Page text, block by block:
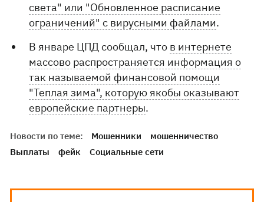
света" или "Обновленное расписание
ограничений" с вирусными файлами.
В январе ЦПД сообщал, что в интернете
массово распространяется информация о
так называемой финансовой помощи
"Теплая зима", которую якобы оказывают
европейские партнеры.
Новости по теме: Мошенники
мошенничество
Выплаты
фейк Социальные сети